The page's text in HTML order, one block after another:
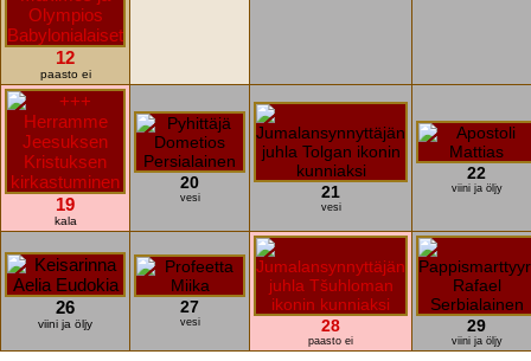
12
paasto ei
19
kala
20
vesi 21
vesi
22
viini ja öljy
26
viini ja öljy
27
vesi 28
paasto ei
29
viini ja öljy